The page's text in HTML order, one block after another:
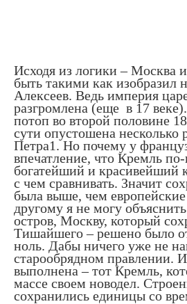
Исходя из логики – Москва
быть такими как изобразил
Алексеев. Ведь империя
разгромлена (еще в 17
потоп во второй половине
сути опустошена несколько
Петра1. Но почему у
впечатление, что Кремль
богатейший и красивейший
с чем сравнивать. Значит
была выше, чем
другому я не могу
остров, Москву, который
Тишайшего – решено было
ноль. Дабы ничего уже не
старообрядном правлении.
выполнена – тот Кремль,
массе своем новодел.
сохранились единицы со